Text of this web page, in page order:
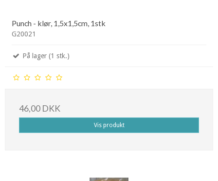
Punch - klør, 1,5x1,5cm, 1stk
G20021
På lager (1 stk.)
46,00 DKK
Vis produkt